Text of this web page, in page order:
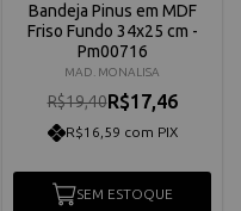
Bandeja Pinus em MDF
Friso Fundo 34x25 cm -
Pm00716
MAD. MONALISA
R$19,40R$17,46
R$16,59 com PIX
SEM ESTOQUE